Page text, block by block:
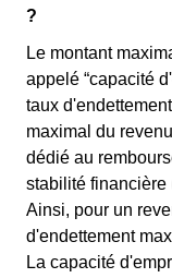
?
Le montant
appelé “capacité
taux
maximal du
dédié au
stabilité financière
Ainsi, pour un
d'endettement
La capacité